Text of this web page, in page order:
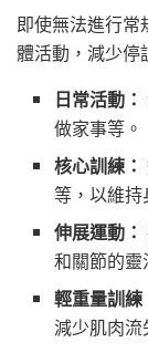
即使無法進行
體活動，減少停
日常活動：
做家事等。
核心訓練：
等，以維持
伸展運動：
和關節的靈
輕重量訓練
減少肌肉流